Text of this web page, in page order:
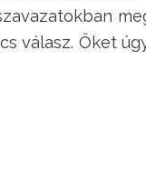
válasz. Őket